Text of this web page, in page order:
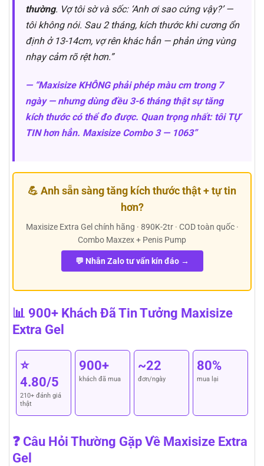
thường. Vợ tôi sờ và sốc: ‘Anh ơi sao cứng vậy?’ —
tôi không nói. Sau 2 tháng, kích thước khi cương ổn
định ở 13-14cm, vợ rên khác hẳn — phản ứng vùng
nhạy cảm rõ rệt hơn.”
— “Maxisize KHÔNG phải phép màu cm trong 7
ngày — nhưng dùng đều 3-6 tháng thật sự tăng
kích thước có thể đo được. Quan trọng nhất: tôi TỰ
TIN hơn hẳn. Maxisize Combo 3 — 1063”
💪 Anh sẵn sàng tăng kích thước thật + tự tin
hơn?
Maxisize Extra Gel chính hãng · 890K-2tr · COD toàn quốc ·
Combo Maxzex + Penis Pump
💬 Nhắn Zalo tư vấn kín đáo →
📊 900+ Khách Đã Tin Tưởng Maxisize
Extra Gel
⭐
4.80/5
210+ đánh giá
thật
900+
khách đã mua
~22
đơn/ngày
80%
mua lại
❓ Câu Hỏi Thường Gặp Về Maxisize Extra
Gel